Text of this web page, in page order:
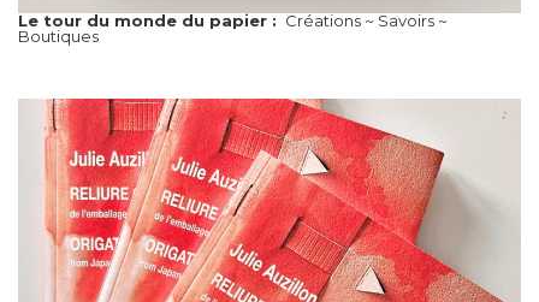
Le tour du monde du papier :Créations ~ Savoirs ~
Boutiques